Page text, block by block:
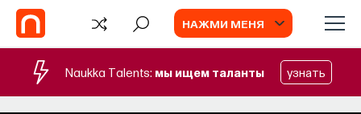
НАЖМИ МЕНЯ
Naukka Talents: мы ищем таланты узнать